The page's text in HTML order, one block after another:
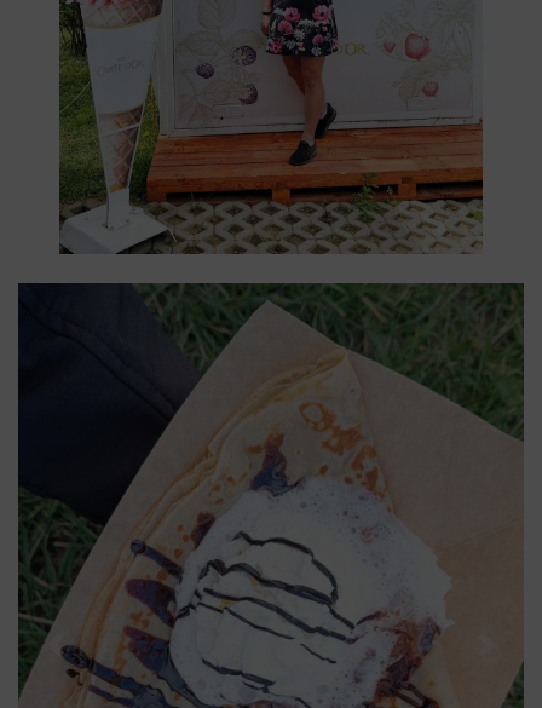
Previous